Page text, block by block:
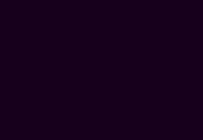
soll keine lästige
ein Termin, auf